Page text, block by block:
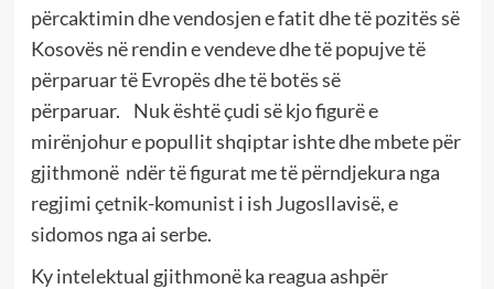
përcaktimin dhe vendosjen e fatit dhe të pozitës së
Kosovës në rendin e vendeve dhe të popujve të
përparuar të Evropës dhe të botës së
përparuar.
Nuk është çudi së kjo figurë e
mirënjohur e popullit shqiptar ishte dhe mbete për
gjithmonë ndër të figurat me të përndjekura nga
regjimi çetnik-komunist i ish Jugosllavisë, e
sidomos nga ai serbe.
Ky intelektual gjithmonë ka reagua ashpër